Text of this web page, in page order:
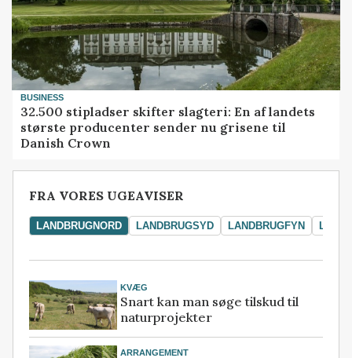
BUSINESS
32.500 stipladser skifter slagteri: En af landets
største producenter sender nu grisene til
Danish Crown
FRA VORES UGEAVISER
LANDBRUGNORD LANDBRUGSYD LANDBRUGFYN
KVÆG
Snart kan man søge tilskud til
naturprojekter
ARRANGEMENT